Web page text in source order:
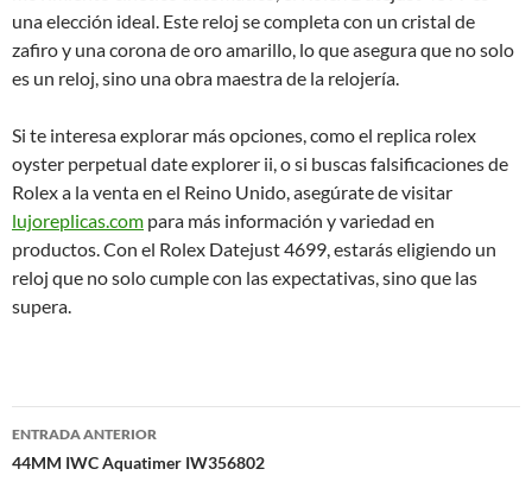
una elección ideal. Este reloj se completa con un cristal de
zafiro y una corona de oro amarillo, lo que asegura que no solo
es un reloj, sino una obra maestra de la relojería.
Si te interesa explorar más opciones, como el replica rolex
oyster perpetual date explorer ii, o si buscas falsificaciones de
Rolex a la venta en el Reino Unido, asegúrate de visitar
lujoreplicas.com para más información y variedad en
productos. Con el Rolex Datejust 4699, estarás eligiendo un
reloj que no solo cumple con las expectativas, sino que las
supera.
Navegación
de
ENTRADA ANTERIOR
44MM IWC Aquatimer IW356802